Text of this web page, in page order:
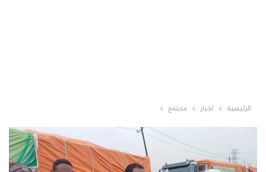
الرئيسية أخبار مجتمع